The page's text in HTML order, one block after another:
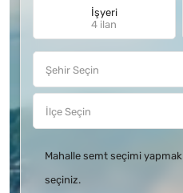
İşyeri
4 ilan
Mahalle semt seçimi
seçiniz.